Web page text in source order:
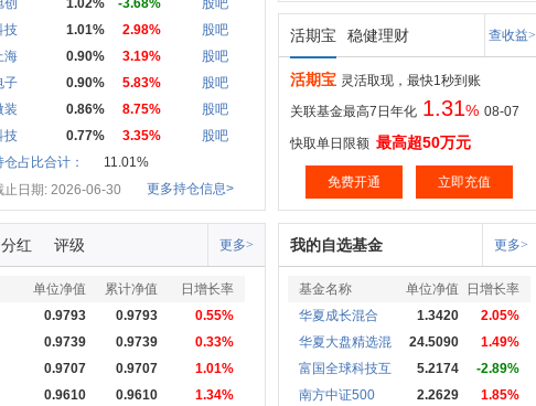
1.02% -3.68%
股吧
技
1.01% 2.98%
股吧
海
0.90% 3.19%
股吧
子
0.90% 5.83%
股吧
装
0.86% 8.75%
股吧
技
0.77% 3.35%
股吧
占比合计：
11.01%
止日期: 2026-06-30
更多持仓信息>
活期宝 稳健理财 查收益>
活期宝 灵活取现，最快1秒到账
关联基金最高7日年化 1.31% 08-07
快取单日限额 最高超50万元
免费开通 立即充值
分红 评级 更多>
单位净值 累计净值
日增长率
0.9793 0.9793
0.55%
0.9739 0.9739
0.33%
0.9707 0.9707
1.01%
0.9610 0.9610
1.34%
我的自选基金 更多>
基金名称 单位净值
日增长率
华夏成长混合
1.3420
2.05%
华夏大盘精选混
24.5090
1.49%
富国全球科技互
5.2174
-2.89%
南方中证500
2.2629
1.85%